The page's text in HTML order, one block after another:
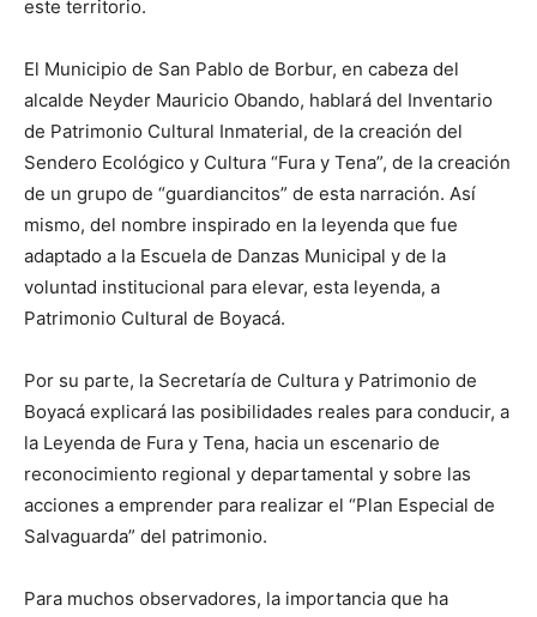
este territorio.
El Municipio de San Pablo de Borbur, en cabeza del
alcalde Neyder Mauricio Obando, hablará del Inventario
de Patrimonio Cultural Inmaterial, de la creación del
Sendero Ecológico y Cultura “Fura y Tena”, de la creación
de un grupo de “guardiancitos” de esta narración. Así
mismo, del nombre inspirado en la leyenda que fue
adaptado a la Escuela de Danzas Municipal y de la
voluntad institucional para elevar, esta leyenda, a
Patrimonio Cultural de Boyacá.
Por su parte, la Secretaría de Cultura y Patrimonio de
Boyacá explicará las posibilidades reales para conducir, a
la Leyenda de Fura y Tena, hacia un escenario de
reconocimiento regional y departamental y sobre las
acciones a emprender para realizar el “Plan Especial de
Salvaguarda” del patrimonio.
Para muchos observadores, la importancia que ha